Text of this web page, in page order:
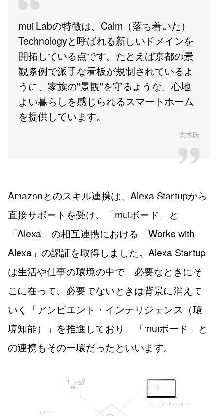
mui Labの特徴は、Calm（落ち着いた）
Technologyと呼ばれる新しいドメインを
開拓している点です。たとえば京都の景
観条例で派手な看板が規制されているよ
うに、家族の"景観"を守るような、心地
よい暮らしを感じられるスマートホーム
を提供しています。
大木氏
Amazonとのスキル連携は、Alexa Startupから
直接サポートを受け、「muiボード」と
「Alexa」の相互連携における「Works with
Alexa」の認証を取得しました。Alexa Startup
は生活や仕事の環境の中で、必要なときにそ
こに在って、必要でないときは背景に消えて
いく「アンビエント・インテリジェンス（環
境知能）」を推進しており、「muiボード」と
の連携もその一環だったといいます。